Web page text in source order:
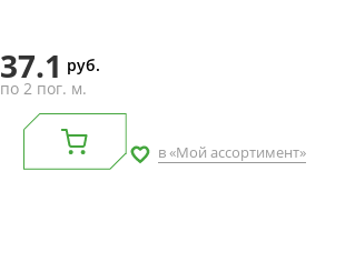
37.1 руб.
по 2 пог. м.
в «Мой ассортимент»